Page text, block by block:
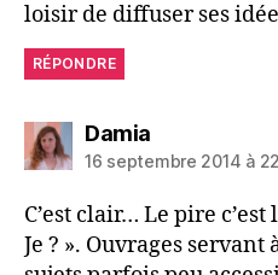
loisir de diffuser ses
RÉPONDRE
Damiadit :
16 septembre 2014 à
C’est clair… Le pire
Je ? ». Ouvrages